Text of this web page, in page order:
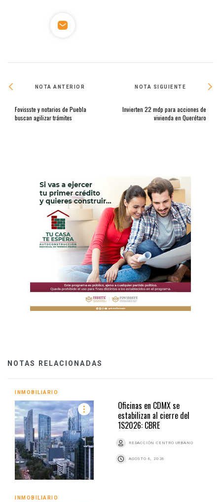
NOTA ANTERIOR
Fovissste y notarios de Puebla
buscan agilizar trámites
NOTA SIGUIENTE
Invierten 22 mdp para acciones de
vivienda en Querétaro
NOTAS RELACIONADAS
INMOBILIARIO
Oficinas en CDMX se
estabilizan al cierre del
1S2026: CBRE
REDACCIÓN CENTRO URBANO
AGOSTO 6, 2026
INMOBILIARIO